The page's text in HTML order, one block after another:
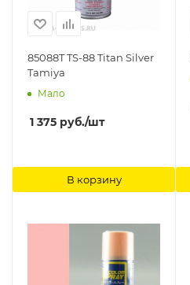
85088T TS-88 Titan Silver
Tamiya
Мало
1 375 руб./шт
В корзину